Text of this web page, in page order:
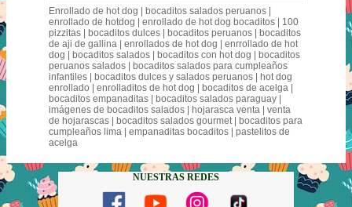
Enrollado de hot dog | bocaditos salados peruanos |
enrollado de hotdog | enrollado de hot dog bocaditos | 100
pizzitas | bocaditos dulces | bocaditos peruanos | bocaditos
de aji de gallina | enrollados de hot dog | enrrollado de hot
dog | bocaditos salados | bocaditos con hot dog | bocaditos
peruanos salados | bocaditos salados para cumpleaños
infantiles | bocaditos dulces y salados peruanos | hot dog
enrollado | enrolladitos de hot dog | bocaditos de acelga |
bocaditos empanaditas | bocaditos salados paraguay |
imágenes de bocaditos salados | hojarasca venta | venta
de hojarascas | bocaditos salados gourmet | bocaditos para
cumpleaños lima | empanaditas bocaditos | pastelitos de
acelga
NUESTRAS REDES